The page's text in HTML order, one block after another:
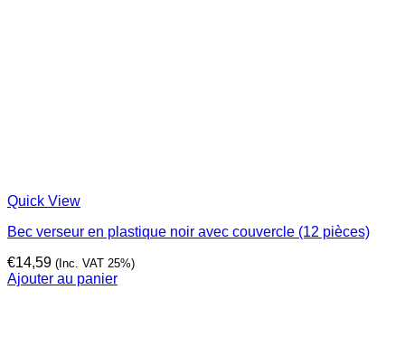
Quick View
Bec verseur en plastique noir avec couvercle (12 pièces)
€14,59 (Inc. VAT 25%)
Ajouter au panier